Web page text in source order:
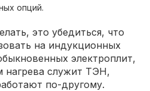
опций.
это убедиться, что
на индукционных
электроплит,
нагрева служит ТЭН,
по-другому.